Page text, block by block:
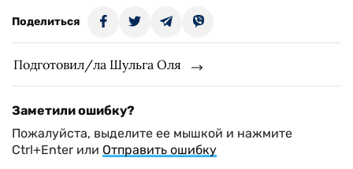
Поделиться
Подготовил/ла Шульга Оля
Заметили ошибку?
Пожалуйста, выделите ее мышкой и нажмите
Ctrl+Enter или Отправить ошибку